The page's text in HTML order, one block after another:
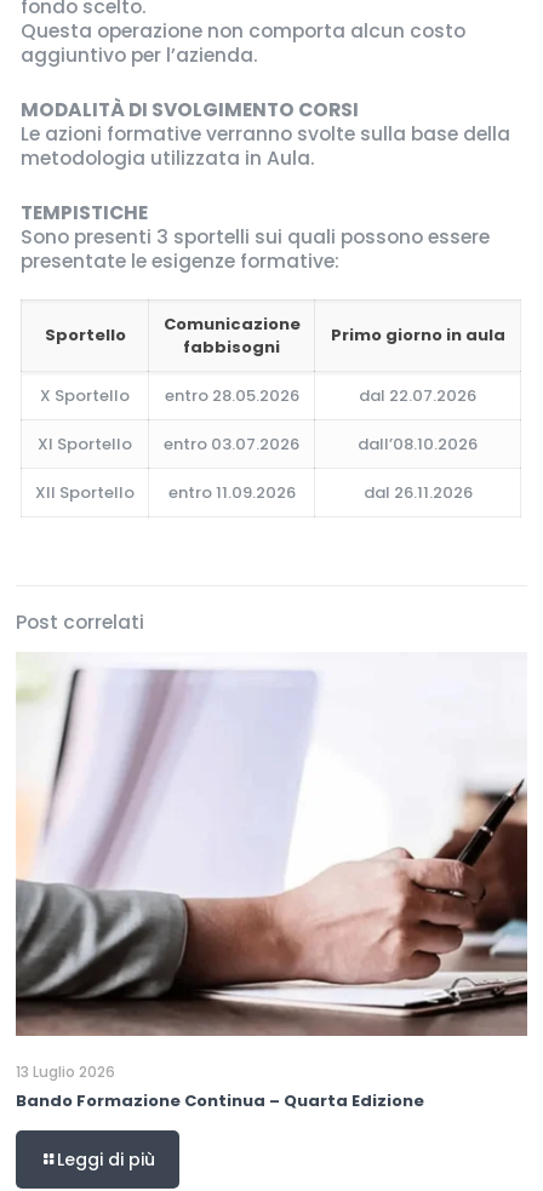
fondo scelto.
Questa operazione non comporta alcun costo
aggiuntivo per l’azienda.
MODALITÀ DI SVOLGIMENTO CORSI
Le azioni formative verranno svolte sulla base della
metodologia utilizzata in Aula.
TEMPISTICHE
Sono presenti 3 sportelli sui quali possono essere
presentate le esigenze formative:
Sportello
Comunicazione
fabbisogni
Primo giorno in aula
X Sportello entro 28.05.2026 dal 22.07.2026
XI Sportello entro 03.07.2026 dall’08.10.2026
XII Sportello entro 11.09.2026 dal 26.11.2026
Post correlati
13 Luglio 2026
Bando Formazione Continua – Quarta Edizione
Leggi di più